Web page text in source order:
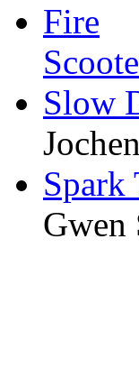
Fire
Slow
Spark
Gwen